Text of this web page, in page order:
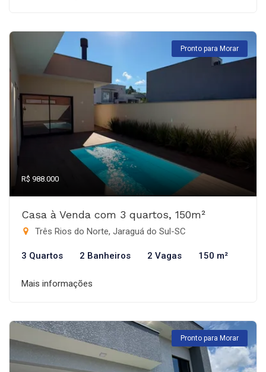
Pronto para Morar
R$ 988.000
Casa à Venda com 3 quartos, 150m²
Três Rios do Norte, Jaraguá do Sul-SC
3 Quartos 2 Banheiros 2 Vagas 150 m²
Mais informações
Pronto para Morar